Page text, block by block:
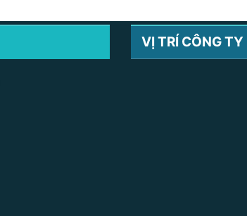
VỊ TRÍ CÔNG TY